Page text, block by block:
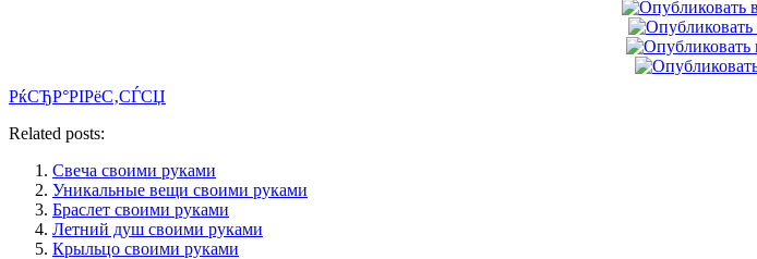
РќСЂР°РІРёС‚СЃСЏ
Related posts:
Свеча своими руками
Уникальные вещи своими руками
Браслет своими руками
Летний душ своими руками
Крыльцо своими руками